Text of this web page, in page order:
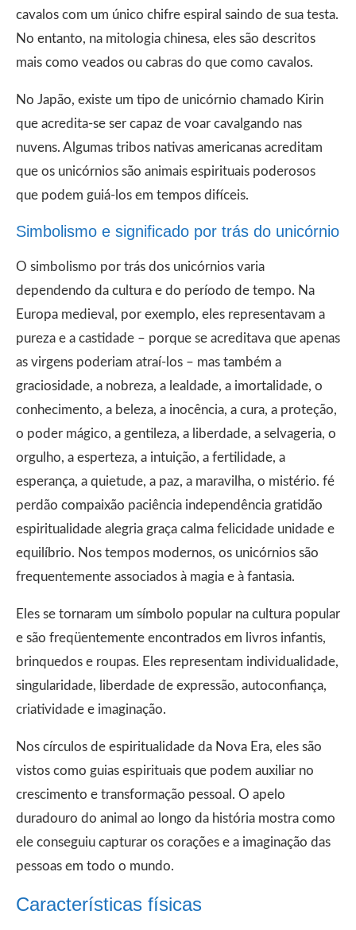
cavalos com um único chifre espiral saindo de sua testa.
No entanto, na mitologia chinesa, eles são descritos
mais como veados ou cabras do que como cavalos.
No Japão, existe um tipo de unicórnio chamado Kirin
que acredita-se ser capaz de voar cavalgando nas
nuvens. Algumas tribos nativas americanas acreditam
que os unicórnios são animais espirituais poderosos
que podem guiá-los em tempos difíceis.
Simbolismo e significado por trás do unicórnio
O simbolismo por trás dos unicórnios varia
dependendo da cultura e do período de tempo. Na
Europa medieval, por exemplo, eles representavam a
pureza e a castidade – porque se acreditava que apenas
as virgens poderiam atraí-los – mas também a
graciosidade, a nobreza, a lealdade, a imortalidade, o
conhecimento, a beleza, a inocência, a cura, a proteção,
o poder mágico, a gentileza, a liberdade, a selvageria, o
orgulho, a esperteza, a intuição, a fertilidade, a
esperança, a quietude, a paz, a maravilha, o mistério. fé
perdão compaixão paciência independência gratidão
espiritualidade alegria graça calma felicidade unidade e
equilíbrio. Nos tempos modernos, os unicórnios são
frequentemente associados à magia e à fantasia.
Eles se tornaram um símbolo popular na cultura popular
e são freqüentemente encontrados em livros infantis,
brinquedos e roupas. Eles representam individualidade,
singularidade, liberdade de expressão, autoconfiança,
criatividade e imaginação.
Nos círculos de espiritualidade da Nova Era, eles são
vistos como guias espirituais que podem auxiliar no
crescimento e transformação pessoal. O apelo
duradouro do animal ao longo da história mostra como
ele conseguiu capturar os corações e a imaginação das
pessoas em todo o mundo.
Características físicas